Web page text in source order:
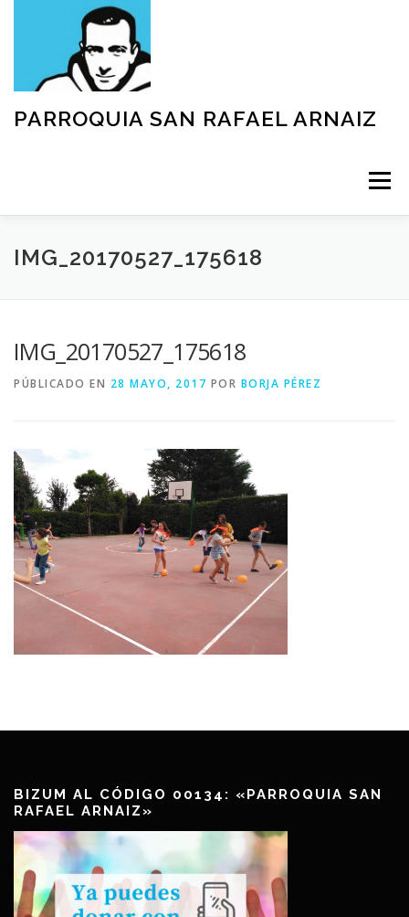
PARROQUIA SAN RAFAEL ARNAIZ
Menú
NUESTRA PARROQUIA SACRAMENTOS
TEXTOS Y DOCUMENTOS
IMG_20170527_175618
IMG_20170527_175618
PÚBLICADO EN 28 MAYO, 2017 POR BORJA PÉREZ
BIZUM AL CÓDIGO 00134: «PARROQUIA SAN
RAFAEL ARNAIZ»